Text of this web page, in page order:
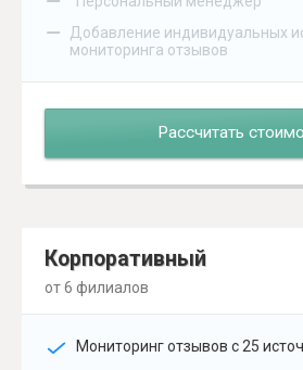
–
Добавление индивидуальных
мониторинга отзывов
Рассчитать
Корпоративный
от 6 филиалов
Мониторинг отзывов с 25